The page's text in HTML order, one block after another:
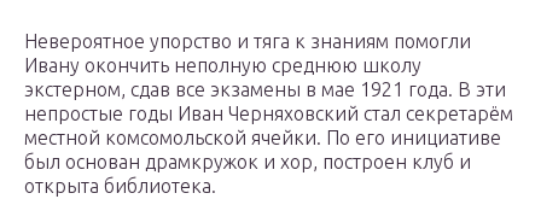
Невероятное упорство и тяга к знаниям помогли
Ивану окончить неполную среднюю школу
экстерном, сдав все экзамены в мае 1921 года. В эти
непростые годы Иван Черняховский стал секретарём
местной комсомольской ячейки. По его инициативе
был основан драмкружок и хор, построен клуб и
открыта библиотека.